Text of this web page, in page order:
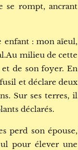
se rompt, ancrant
enfant : mon aïeul,
milieu de cette
de son foyer. En
fusil et déclare deux
Sur ses terres, il
déclarés.
perd son épouse,
pour élever une